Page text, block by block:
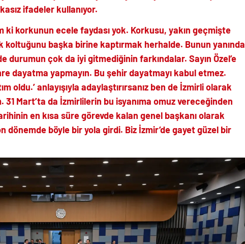
ifadeler kullanıyor.
korkunun ecele faydası yok. Korkusu, yakın geçmişte
koltuğunu başka birine kaptırmak herhalde. Bunun yanında
durumun çok da iyi gitmediğinin farkındalar. Sayın Özel’e
dayatma yapmayın. Bu şehir dayatmayı kabul etmez.
oldu.’ anlayışıyla adaylaştırırsanız ben de İzmirli olarak
Mart’ta da İzmirlilerin bu isyanıma omuz vereceğinden
en kısa süre görevde kalan genel başkanı olarak
dönemde böyle bir yola girdi. Biz İzmir’de gayet güzel bir